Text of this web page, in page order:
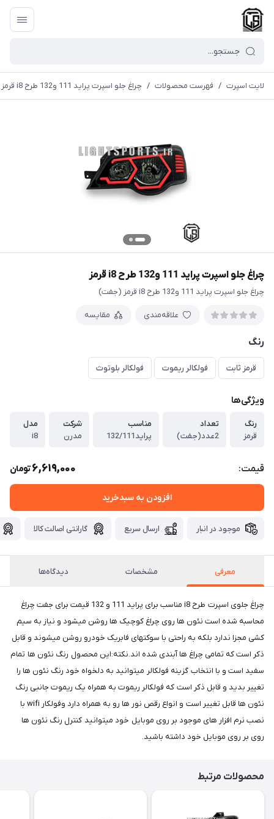
لایت اسپرت / فهرست محصولات / چراغ جلو اسپرت پراید 111 و132 طرح i8 قرمز
چراغ جلو اسپرت پراید 111 و132 طرح i8 قرمز
چراغ جلو اسپرت پراید 111 و132 طرح i8 قرمز (جفت)
علاقه‌مندی مقایسه
رنگ
قرمز ثابت فولکالر ریموت فولکالر بلوتوث
ویژگی‌ها
رنگ
قرمز
تعداد
2عدد(جفت)
مناسب
پراید132/111
شرکت
مدرن
مدل
i8
قیمت: 6,619,000تومان
افزودن به سبدخرید
موجود در انبار ارسال سریع گارانتی اصالت کالا
معرفی مشخصات دیدگاه‌ها
چراغ جلوی اسپرت طرح i8 مناسب برای پراید 111 و 132 قیمت برای جفت چراغ
محاسبه شده است نئون ها روی چراغ کوچیک ها روشن میشود و نیاز به سیم
کشی مجزا ندارد بلکه به راحتی با سوکتهای فابریک خودرو روشن میشوند و قابل
ذکر است که تمامی چراغ ها آبندی شده اند.نکته:این محصول رنگ نئون ها تمام
سفید است و با انتخاب گزینه فولکالر میتوانید به دلخواه خود رنگ نئون ها را
تغییر بدید و قابل ذکر است که فولکالر ریموت به همراه یک ریموت جانبی رنگ
نئون ها قابل تغییر است و انواع رقص نور ها رو به همراه دارد وفولکار wifi با
نصب نرم افزار های موجود بر روی موبایل خود میتوانید کنترل رنگ نئون ها
روی بر روی موبایل خود داشته باشید.
محصولات مرتبط